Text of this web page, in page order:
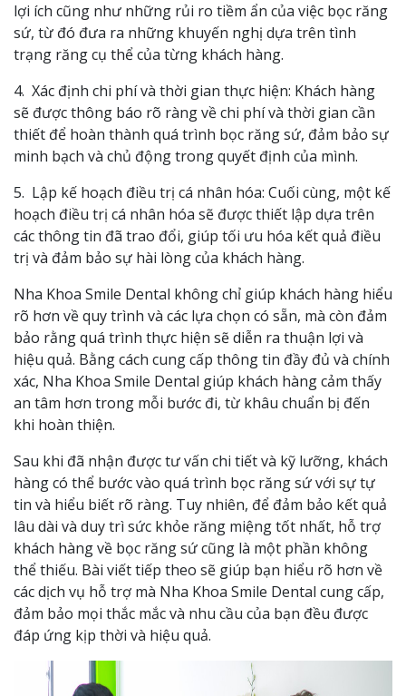
lợi ích cũng như những rủi ro tiềm ẩn của việc bọc răng
sứ, từ đó đưa ra những khuyến nghị dựa trên tình
trạng răng cụ thể của từng khách hàng.
4. Xác định chi phí và thời gian thực hiện: Khách hàng
sẽ được thông báo rõ ràng về chi phí và thời gian cần
thiết để hoàn thành quá trình bọc răng sứ, đảm bảo sự
minh bạch và chủ động trong quyết định của mình.
5. Lập kế hoạch điều trị cá nhân hóa: Cuối cùng, một kế
hoạch điều trị cá nhân hóa sẽ được thiết lập dựa trên
các thông tin đã trao đổi, giúp tối ưu hóa kết quả điều
trị và đảm bảo sự hài lòng của khách hàng.
Nha Khoa Smile Dental không chỉ giúp khách hàng hiểu
rõ hơn về quy trình và các lựa chọn có sẵn, mà còn đảm
bảo rằng quá trình thực hiện sẽ diễn ra thuận lợi và
hiệu quả. Bằng cách cung cấp thông tin đầy đủ và chính
xác, Nha Khoa Smile Dental giúp khách hàng cảm thấy
an tâm hơn trong mỗi bước đi, từ khâu chuẩn bị đến
khi hoàn thiện.
Sau khi đã nhận được tư vấn chi tiết và kỹ lưỡng, khách
hàng có thể bước vào quá trình bọc răng sứ với sự tự
tin và hiểu biết rõ ràng. Tuy nhiên, để đảm bảo kết quả
lâu dài và duy trì sức khỏe răng miệng tốt nhất, hỗ trợ
khách hàng về bọc răng sứ cũng là một phần không
thể thiếu. Bài viết tiếp theo sẽ giúp bạn hiểu rõ hơn về
các dịch vụ hỗ trợ mà Nha Khoa Smile Dental cung cấp,
đảm bảo mọi thắc mắc và nhu cầu của bạn đều được
đáp ứng kịp thời và hiệu quả.